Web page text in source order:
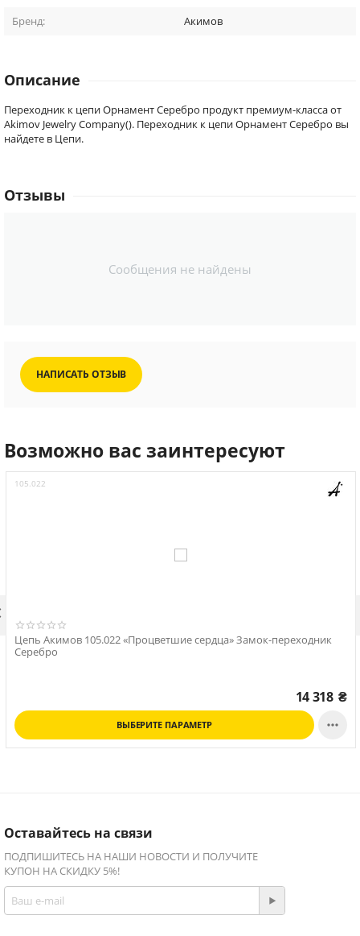
Бренд: Акимов
Описание
Переходник к цепи Орнамент Серебро продукт премиум-класса от
Akimov Jewelry Company(). Переходник к цепи Орнамент Серебро вы
найдете в Цепи.
Отзывы
Сообщения не найдены
НАПИСАТЬ ОТЗЫВ
Возможно вас заинтересуют
105.022
Цепь Акимов 105.022 «Процветшие сердца» Замок-переходник
Серебро
14 318 ₴
ВЫБЕРИТЕ ПАРАМЕТР 
Оставайтесь на связи
ПОДПИШИТЕСЬ НА НАШИ НОВОСТИ И ПОЛУЧИТЕ
КУПОН НА СКИДКУ 5%!